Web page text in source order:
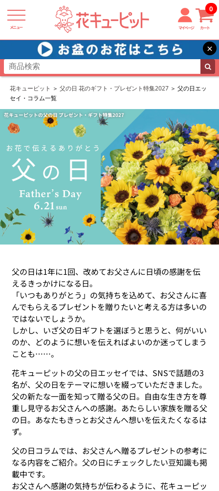
メニュー マイページ カート
0
×
花キューピット 父の日 花のギフト・プレゼント特集2027
父の日エッ
セイ・コラム一覧
花キューピットの父の日 プレゼント・ギフト特集2027
父の日は1年に1回、改めてお父さんに日頃の感謝を伝
えるきっかけになる日。
「いつもありがとう」の気持ちを込めて、お父さんに喜
んでもらえるプレゼントを贈りたいと考える方は多いの
ではないでしょうか。
しかし、いざ父の日ギフトを選ぼうと思うと、何がいい
のか、どのように想いを伝えればよいのか迷ってしまう
ことも……。
花キューピットの父の日エッセイでは、SNSで話題の3
名が、父の日をテーマに想いを綴っていただきました。
父の新たな一面を知って贈る父の日。自由な生き方を尊
重し見守るお父さんへの感謝。あたらしい家族を贈る父
の日。あなたもきっとお父さんへ想いを伝えたくなるは
ず。
父の日コラムでは、お父さんへ贈るプレゼントの参考に
なる内容をご紹介。父の日にチェックしたい豆知識も掲
載中です。
お父さんへ感謝の気持ちが伝わるように、花キューピッ